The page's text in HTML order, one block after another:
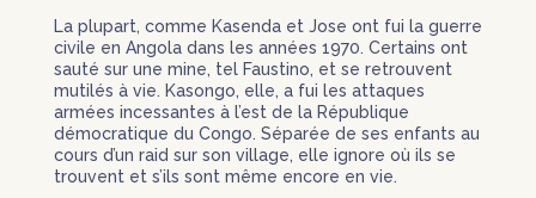
La plupart, comme Kasenda et Jose ont fui la guerre
civile en Angola dans les années 1970. Certains ont
sauté sur une mine, tel Faustino, et se retrouvent
mutilés à vie. Kasongo, elle, a fui les attaques
armées incessantes à l’est de la République
démocratique du Congo. Séparée de ses enfants au
cours d’un raid sur son village, elle ignore où ils se
trouvent et s’ils sont même encore en vie.